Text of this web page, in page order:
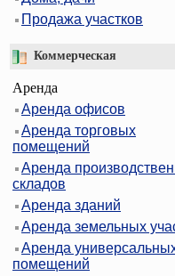
Продажа участков
Коммерческая
Аренда
Аренда офисов
Аренда торговых
помещений
Аренда
складов
Аренда зданий
Аренда земельных
Аренда
помещений